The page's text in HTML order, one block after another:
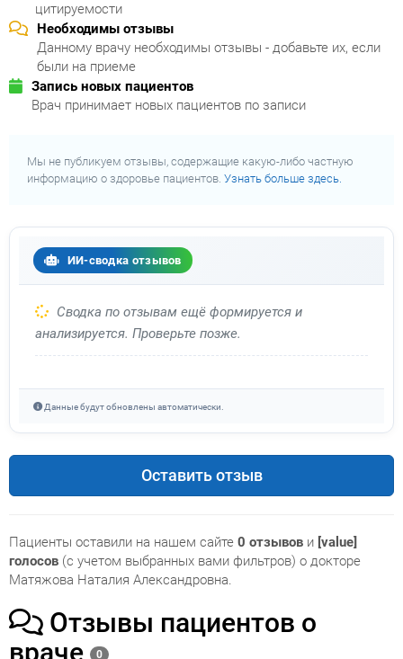
цитируемости
Необходимы отзывы
Данному врачу необходимы отзывы - добавьте их, если
были на приеме
Запись новых пациентов
Врач принимает новых пациентов по записи
Мы не публикуем отзывы, содержащие какую-либо частную
информацию о здоровье пациентов. Узнать больше здесь.
ИИ-сводка отзывов
Сводка по отзывам ещё формируется и
анализируется. Проверьте позже.
Данные будут обновлены автоматически.
Оставить отзыв
Пациенты оставили на нашем сайте 0 отзывов и [value]
голосов (с учетом выбранных вами фильтров) о докторе
Матяжова Наталия Александровна.
Отзывы пациентов о
враче
0